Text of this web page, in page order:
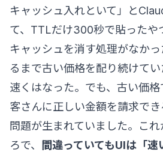
キャッシュ入れといて」と
て、TTLだけ300秒で貼ったや
キャッシュを消す処理がなか
るまで古い価格を配り続けてい
速くはなった。でも、古い価
客さんに正しい金額を請求で
問題が生まれていました。こ
ろで、
間違っていてもUIは「